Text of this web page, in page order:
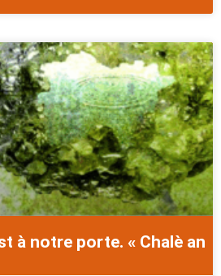
à notre porte. « Chalè an